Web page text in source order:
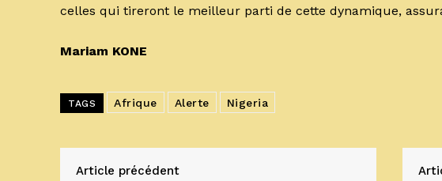
celles qui tireront le meilleur parti de cette dynamique,
Mariam KONE
TAGS Afrique Alerte Nigeria
Article précédent